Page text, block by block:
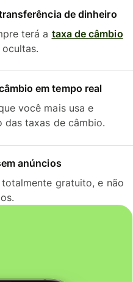
de dinheiro
terá a taxa de câmbio
em tempo real
você mais usa e
das taxas de câmbio.
anúncios
totalmente gratuito, e não